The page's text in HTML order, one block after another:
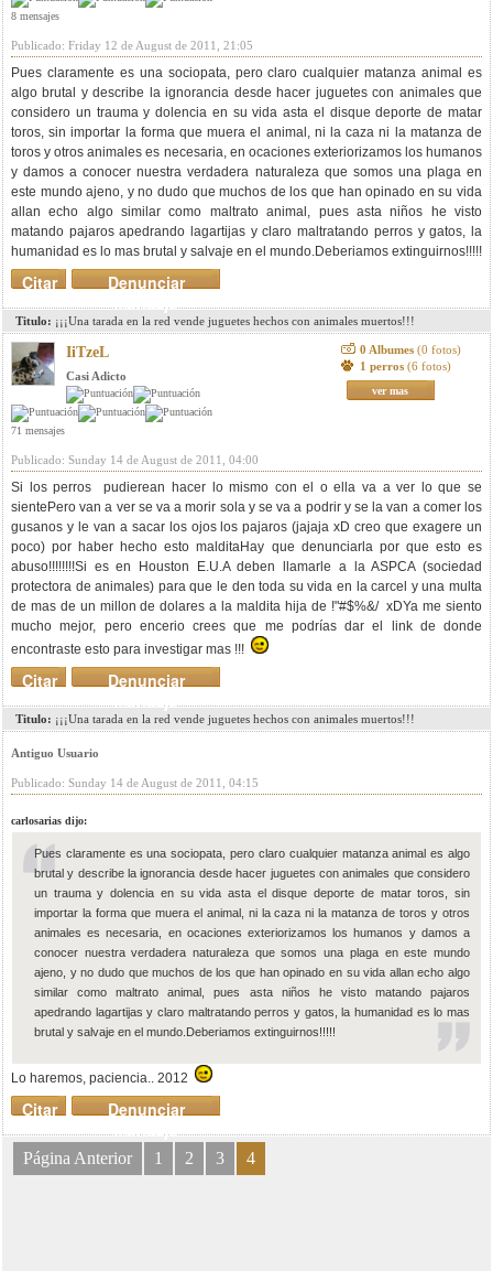
8 mensajes
Publicado: Friday 12 de August de 2011, 21:05
Pues claramente es una sociopata, pero claro cualquier matanza animal es
algo brutal y describe la ignorancia desde hacer juguetes con animales que
considero un trauma y dolencia en su vida asta el disque deporte de matar
toros, sin importar la forma que muera el animal, ni la caza ni la matanza de
toros y otros animales es necesaria, en ocaciones exteriorizamos los humanos
y damos a conocer nuestra verdadera naturaleza que somos una plaga en
este mundo ajeno, y no dudo que muchos de los que han opinado en su vida
allan echo algo similar como maltrato animal, pues asta niños he visto
matando pajaros apedrando lagartijas y claro maltratando perros y gatos, la
humanidad es lo mas brutal y salvaje en el mundo.Deberiamos extinguirnos!!!!!
Denunciar
mensaje
Citar
Titulo: ¡¡¡Una tarada en la red vende juguetes hechos con animales muertos!!!
IiTzeL
Casi Adicto
71 mensajes
0 Albumes (0 fotos)
1 perros (6 fotos)
ver mas
Publicado: Sunday 14 de August de 2011, 04:00
Si los perros pudierean hacer lo mismo con el o ella va a ver lo que se
sientePero van a ver se va a morir sola y se va a podrir y se la van a comer los
gusanos y le van a sacar los ojos los pajaros (jajaja xD creo que exagere un
poco) por haber hecho esto malditaHay que denunciarla por que esto es
abuso!!!!!!!!Si es en Houston E.U.A deben llamarle a la ASPCA (sociedad
protectora de animales) para que le den toda su vida en la carcel y una multa
de mas de un millon de dolares a la maldita hija de !"#$%&/ xDYa me siento
mucho mejor, pero encerio crees que me podrías dar el link de donde
encontraste esto para investigar mas !!!
Denunciar
mensaje
Citar
Titulo: ¡¡¡Una tarada en la red vende juguetes hechos con animales muertos!!!
Antiguo Usuario
Publicado: Sunday 14 de August de 2011, 04:15
carlosarias dijo:
Pues claramente es una sociopata, pero claro cualquier matanza animal es algo
brutal y describe la ignorancia desde hacer juguetes con animales que considero
un trauma y dolencia en su vida asta el disque deporte de matar toros, sin
importar la forma que muera el animal, ni la caza ni la matanza de toros y otros
animales es necesaria, en ocaciones exteriorizamos los humanos y damos a
conocer nuestra verdadera naturaleza que somos una plaga en este mundo
ajeno, y no dudo que muchos de los que han opinado en su vida allan echo algo
similar como maltrato animal, pues asta niños he visto matando pajaros
apedrando lagartijas y claro maltratando perros y gatos, la humanidad es lo mas
brutal y salvaje en el mundo.Deberiamos extinguirnos!!!!!
Lo haremos, paciencia.. 2012
Denunciar
mensaje
Citar
Página Anterior 1 2 3 4